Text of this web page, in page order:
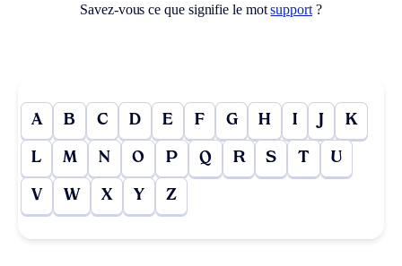
Savez-vous ce que signifie le motsupport?
A B C D E F G H I J K
L M N O P Q R S T U
V W X Y Z